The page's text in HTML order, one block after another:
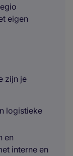
eigen
zijn je
logistieke
en
interne en